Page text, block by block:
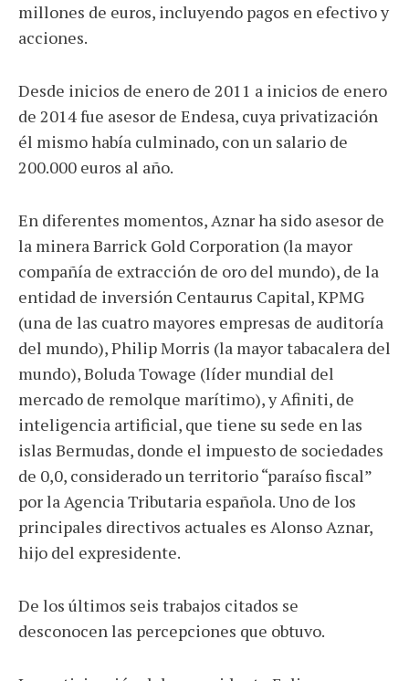
millones de euros, incluyendo pagos en efectivo y
acciones.
Desde inicios de enero de 2011 a inicios de enero
de 2014 fue asesor de Endesa, cuya privatización
él mismo había culminado, con un salario de
200.000 euros al año.
En diferentes momentos, Aznar ha sido asesor de
la minera Barrick Gold Corporation (la mayor
compañía de extracción de oro del mundo), de la
entidad de inversión Centaurus Capital, KPMG
(una de las cuatro mayores empresas de auditoría
del mundo), Philip Morris (la mayor tabacalera del
mundo), Boluda Towage (líder mundial del
mercado de remolque marítimo), y Afiniti, de
inteligencia artificial, que tiene su sede en las
islas Bermudas, donde el impuesto de sociedades
de 0,0, considerado un territorio “paraíso fiscal”
por la Agencia Tributaria española. Uno de los
principales directivos actuales es Alonso Aznar,
hijo del expresidente.
De los últimos seis trabajos citados se
desconocen las percepciones que obtuvo.